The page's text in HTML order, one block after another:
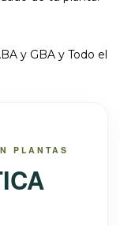
y GBA y Todo el
PLANTAS